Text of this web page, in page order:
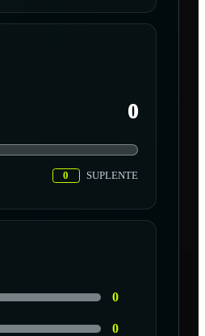
0
0 SUPLENTE
0
0